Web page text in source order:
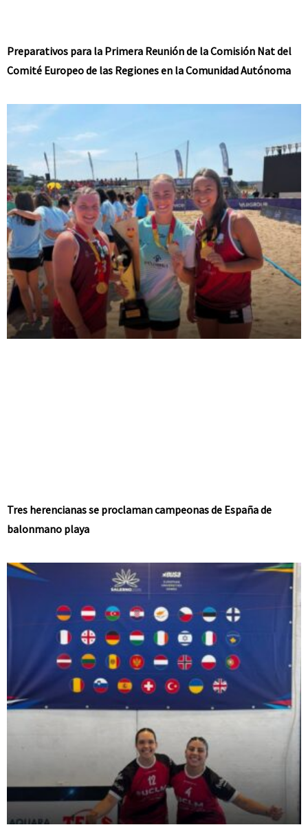
Preparativos para la Primera Reunión de la Comisión Nat del
Comité Europeo de las Regiones en la Comunidad Autónoma
Tres herencianas se proclaman campeonas de España de
balonmano playa